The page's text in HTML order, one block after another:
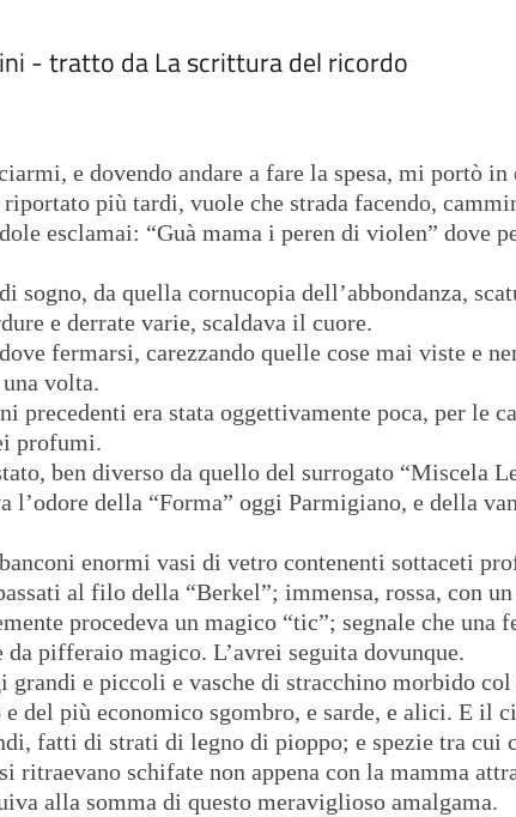
- tratto da La scrittura del ricordo
e dovendo andare a fare la spesa, mi portò
più tardi, vuole che strada facendo,
esclamai: “Guà mama i peren di violen” dove
da quella cornucopia dell’abbondanza,
e derrate varie, scaldava il cuore.
fermarsi, carezzando quelle cose mai viste e
volta.
precedenti era stata oggettivamente poca, per le
profumi.
ben diverso da quello del surrogato “Miscela
della “Forma” oggi Parmigiano, e della
enormi vasi di vetro contenenti sottaceti
al filo della “Berkel”; immensa, rossa, con
procedeva un magico “tic”; segnale che una
pifferaio magico. L’avrei seguita dovunque.
e piccoli e vasche di stracchino morbido
del più economico sgombro, e sarde, e alici. E il
fatti di strati di legno di pioppo; e spezie tra cui
ritraevano schifate non appena con la mamma
alla somma di questo meraviglioso amalgama.